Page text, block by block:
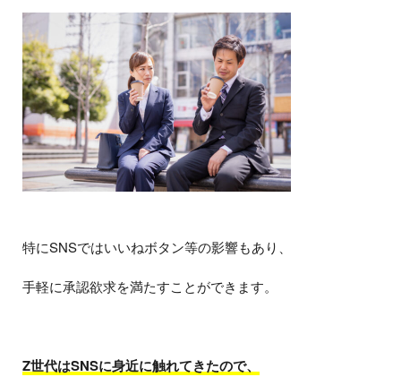
特にSNSではいいねボタン等の影響もあり、
手軽に承認欲求を満たすことができます。
Z世代はSNSに身近に触れてきたので、